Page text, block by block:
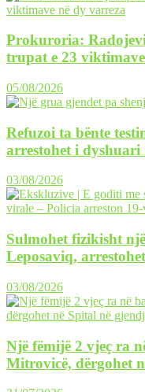
Prokuroria:
trupat e 23
05/08/2026
Refuzoi ta bënte
arrestohet i
03/08/2026
Sulmohet fizikisht
Leposaviq,
03/08/2026
Një fëmijë 2 vjeç ra
Mitrovicë, dërgohet